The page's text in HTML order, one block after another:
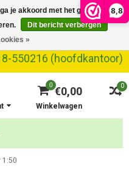
8,8
550216 (hoofdkantoor)
0
0 €0,00
Winkelwagen
1:50
je akkoord met het gebruik van
Dit bericht verbergen
»